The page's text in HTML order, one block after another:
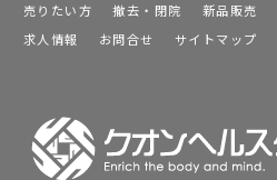
売りたい方 撤去・閉院 新品販売
求人情報
お問合せ サイトマップ